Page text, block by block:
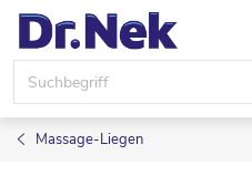
Zum
Inhalt
springen
Massage-Liegen